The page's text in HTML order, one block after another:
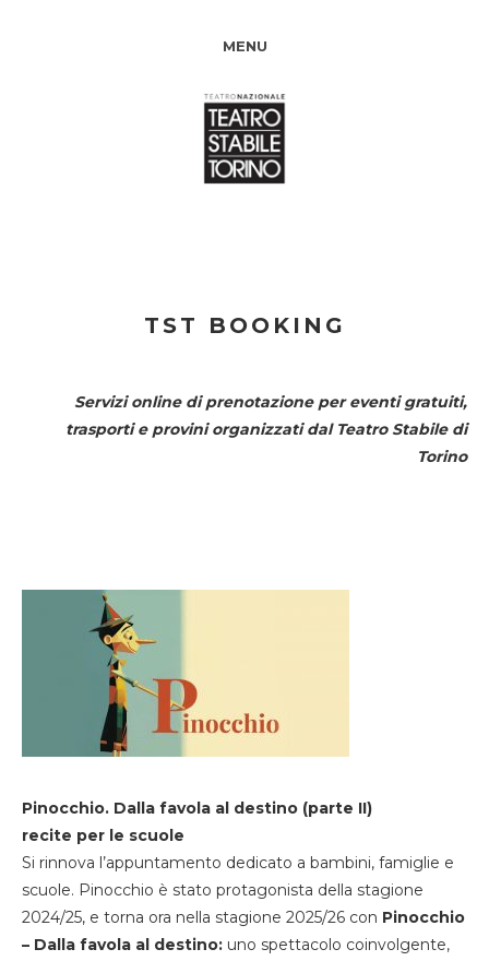
MENU
TST BOOKING
Servizi online di prenotazione per eventi gratuiti,
trasporti e provini organizzati dal Teatro Stabile di
Torino
Pinocchio. Dalla favola al destino (parte II)
recite per le scuole
Si rinnova l’appuntamento dedicato a bambini, famiglie e
scuole. Pinocchio è stato protagonista della stagione
2024/25, e torna ora nella stagione 2025/26 con Pinocchio
– Dalla favola al destino: uno spettacolo coinvolgente,